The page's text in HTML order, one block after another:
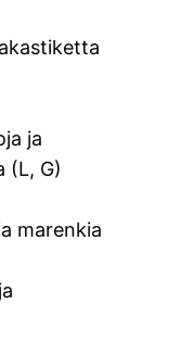
ja
(L, G)
marenkia